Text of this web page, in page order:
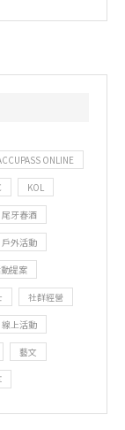
ONLINE
KOL
尾牙春酒
戶外活動
提案
社群經營
線上活動
藝文